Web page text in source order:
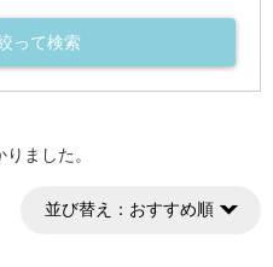
って検索
ました。
並び替え： おすすめ順